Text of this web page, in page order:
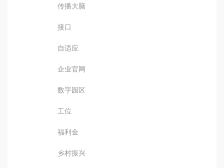
传播大脑
接口
自适应
企业官网
数字园区
工位
福利金
乡村振兴